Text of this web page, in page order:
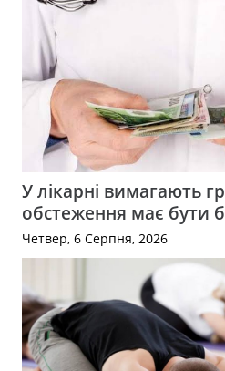
У лікарні вимагають
обстеження має бути
Четвер, 6 Серпня, 2026